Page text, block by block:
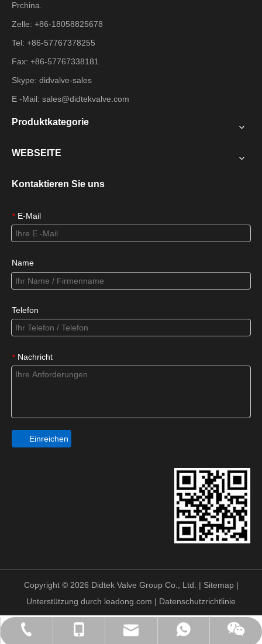
Prchina.
Zelle: +86-18058825678
Tel: +86-57767378255
Fax: +86-57767338181
Skype: didvalve-sales
E -Mail: sales@didtekvalve.com
Produktkategorie
WEBSEITE
Kontaktieren Sie uns
* E-Mail
Name
Telefon
* Nachricht
Einreichen
+86-57767378255
+86-18058825678
sales@didtekvalve.com
+86-18058825678
Copyright © 2026 Didtek Valve Group Co., Ltd. | Sitemap |
Unterstützung durch leadong.com | Datenschutzrichtlinie